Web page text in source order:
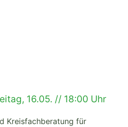
16.05. // 18:00 Uhr
Kreisfachberatung für